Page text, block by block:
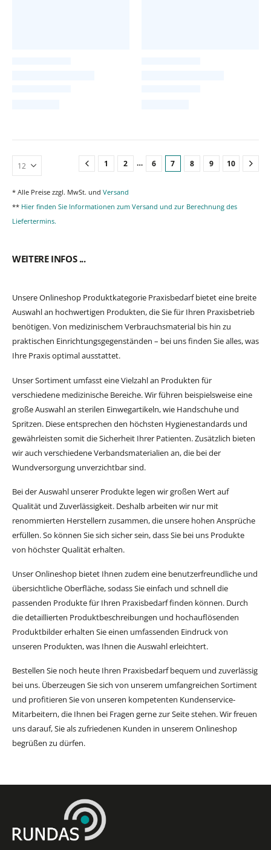
1 2 … 6 7 8 9 10
* Alle Preise zzgl. MwSt. und Versand
** Hier finden Sie Informationen zum Versand und zur Berechnung des
Liefertermins.
WEITERE INFOS ...
Unsere Onlineshop Produktkategorie Praxisbedarf bietet eine breite
Auswahl an hochwertigen Produkten, die Sie für Ihren Praxisbetrieb
benötigen. Von medizinischem Verbrauchsmaterial bis hin zu
praktischen Einrichtungsgegenständen – bei uns finden Sie alles, was
Ihre Praxis optimal ausstattet.
Unser Sortiment umfasst eine Vielzahl an Produkten für
verschiedene medizinische Bereiche. Wir führen beispielsweise eine
große Auswahl an sterilen Einwegartikeln, wie Handschuhe und
Spritzen. Diese entsprechen den höchsten Hygienestandards und
gewährleisten somit die Sicherheit Ihrer Patienten. Zusätzlich bieten
wir auch verschiedene Verbandsmaterialien an, die bei der
Wundversorgung unverzichtbar sind.
Bei der Auswahl unserer Produkte legen wir großen Wert auf
Qualität und Zuverlässigkeit. Deshalb arbeiten wir nur mit
renommierten Herstellern zusammen, die unsere hohen Ansprüche
erfüllen. So können Sie sich sicher sein, dass Sie bei uns Produkte
von höchster Qualität erhalten.
Unser Onlineshop bietet Ihnen zudem eine benutzerfreundliche und
übersichtliche Oberfläche, sodass Sie einfach und schnell die
passenden Produkte für Ihren Praxisbedarf finden können. Durch
die detaillierten Produktbeschreibungen und hochauflösenden
Produktbilder erhalten Sie einen umfassenden Eindruck von
unseren Produkten, was Ihnen die Auswahl erleichtert.
Bestellen Sie noch heute Ihren Praxisbedarf bequem und zuverlässig
bei uns. Überzeugen Sie sich von unserem umfangreichen Sortiment
und profitieren Sie von unseren kompetenten Kundenservice-
Mitarbeitern, die Ihnen bei Fragen gerne zur Seite stehen. Wir freuen
uns darauf, Sie als zufriedenen Kunden in unserem Onlineshop
begrüßen zu dürfen.